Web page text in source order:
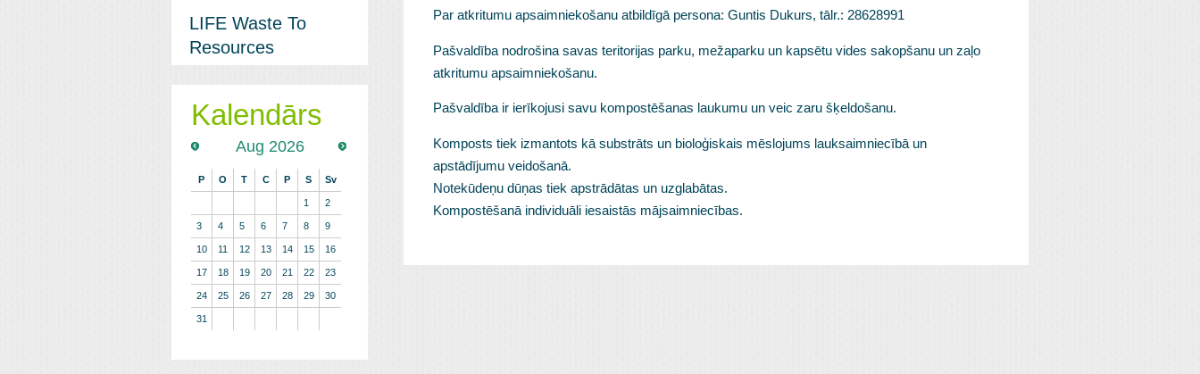
Par atkritumu apsaimniekošanu atbildīgā persona: Guntis Dukurs, tālr.: 28628991
Pašvaldība nodrošina savas teritorijas parku, mežaparku un kapsētu vides sakopšanu un zaļo
atkritumu apsaimniekošanu.
Pašvaldība ir ierīkojusi savu kompostēšanas laukumu un veic zaru šķeldošanu.
Komposts tiek izmantots kā substrāts un bioloģiskais mēslojums lauksaimniecībā un
apstādījumu veidošanā.
Notekūdeņu dūņas tiek apstrādātas un uzglabātas.
Kompostēšanā individuāli iesaistās mājsaimniecības.
LIFE Waste To
Resources
Kalendārs
Aug 2026
P O T C P S Sv
1 2
3 4 5 6 7 8 9
10 11 12 13 14 15 16
17 18 19 20 21 22 23
24 25 26 27 28 29 30
31